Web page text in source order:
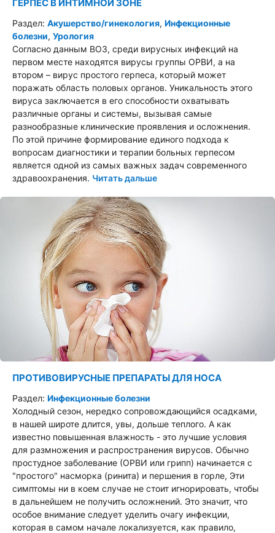
ГЕРПЕС В ИНТИМНОЙ ЗОНЕ
Раздел: Акушерство/гинекология, Инфекционные
болезни, Урология
Согласно данным ВОЗ, среди вирусных инфекций на
первом месте находятся вирусы группы ОРВИ, а на
втором – вирус простого герпеса, который может
поражать область половых органов. Уникальность этого
вируса заключается в его способности охватывать
различные органы и системы, вызывая самые
разнообразные клинические проявления и осложнения.
По этой причине формирование единого подхода к
вопросам диагностики и терапии больных герпесом
является одной из самых важных задач современного
здравоохранения. Читать дальше
ПРОТИВОВИРУСНЫЕ ПРЕПАРАТЫ ДЛЯ НОСА
Раздел: Инфекционные болезни
Холодный сезон, нередко сопровождающийся осадками,
в нашей широте длится, увы, дольше теплого. А как
известно повышенная влажность - это лучшие условия
для размножения и распространения вирусов. Обычно
простудное заболевание (ОРВИ или грипп) начинается с
"простого" насморка (ринита) и першения в горле, Эти
симптомы ни в коем случае не стоит игнорировать, чтобы
в дальнейшем не получить осложнений. Это значит, что
особое внимание следует уделить очагу инфекции,
которая в самом начале локализуется, как правило,